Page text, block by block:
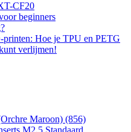
CF20
beginners
Hoe je TPU en PETG
verlijmen!
Maroon) (856)
M2,5 Standaard